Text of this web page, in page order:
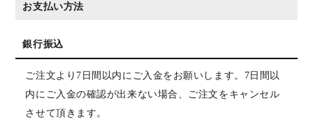
お支払い方法
銀行振込
ご注文より7日間以内にご入金をお願いします。7日間以
内にご入金の確認が出来ない場合、ご注文をキャンセル
させて頂きます。